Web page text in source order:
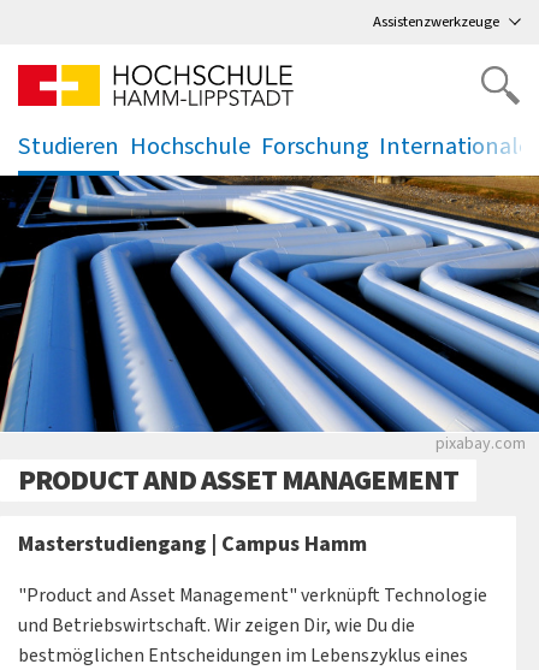
Assistenzwerkzeuge
Studieren
.
Hochschule
.
Forschung
. .
pixabay.com
PRODUCT AND ASSET MANAGEMENT
Masterstudiengang | Campus Hamm
"Product and Asset Management" verknüpft Technologie
und Betriebswirtschaft. Wir zeigen Dir, wie Du die
bestmöglichen Entscheidungen im Lebenszyklus eines